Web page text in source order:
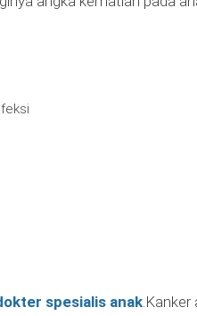
spesialis anak.Kanker